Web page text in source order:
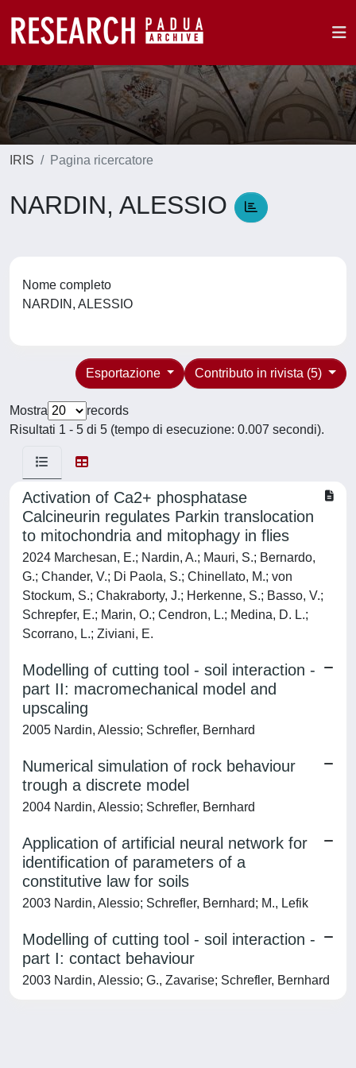
IRIS Pagina ricercatore
NARDIN, ALESSIO
Nome completo
NARDIN, ALESSIO
Contributo in rivista (5)
Esportazione
Mostra
records
Risultati 1 - 5 di 5 (tempo di esecuzione: 0.007 secondi).
Activation of Ca2+ phosphatase
Calcineurin regulates Parkin translocation
to mitochondria and mitophagy in flies
2024 Marchesan, E.; Nardin, A.; Mauri, S.; Bernardo,
G.; Chander, V.; Di Paola, S.; Chinellato, M.; von
Stockum, S.; Chakraborty, J.; Herkenne, S.; Basso, V.;
Schrepfer, E.; Marin, O.; Cendron, L.; Medina, D. L.;
Scorrano, L.; Ziviani, E.
Modelling of cutting tool - soil interaction -
part II: macromechanical model and
upscaling
2005 Nardin, Alessio; Schrefler, Bernhard
Numerical simulation of rock behaviour
trough a discrete model
2004 Nardin, Alessio; Schrefler, Bernhard
Application of artificial neural network for
identification of parameters of a
constitutive law for soils
2003 Nardin, Alessio; Schrefler, Bernhard; M., Lefik
Modelling of cutting tool - soil interaction -
part I: contact behaviour
2003 Nardin, Alessio; G., Zavarise; Schrefler, Bernhard